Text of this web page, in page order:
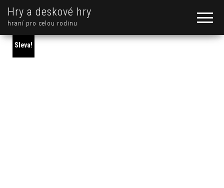
Hry a deskové hry
hraní pro celou rodinu
Sleva!